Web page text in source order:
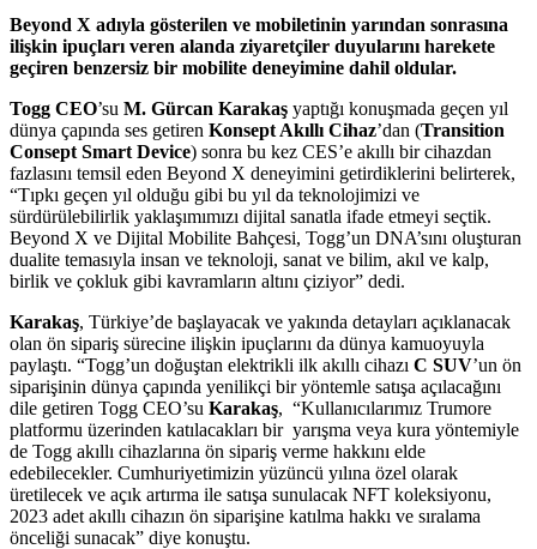
Beyond X adıyla gösterilen ve mobiletinin yarından sonrasına
ilişkin ipuçları veren alanda ziyaretçiler duyularını harekete
geçiren benzersiz bir mobilite deneyimine dahil oldular.
Togg CEO’su M. Gürcan Karakaş yaptığı konuşmada geçen yıl
dünya çapında ses getiren Konsept Akıllı Cihaz’dan (Transition
Consept Smart Device) sonra bu kez CES’e akıllı bir cihazdan
fazlasını temsil eden Beyond X deneyimini getirdiklerini belirterek,
“Tıpkı geçen yıl olduğu gibi bu yıl da teknolojimizi ve
sürdürülebilirlik yaklaşımımızı dijital sanatla ifade etmeyi seçtik.
Beyond X ve Dijital Mobilite Bahçesi, Togg’un DNA’sını oluşturan
dualite temasıyla insan ve teknoloji, sanat ve bilim, akıl ve kalp,
birlik ve çokluk gibi kavramların altını çiziyor” dedi.
Karakaş, Türkiye’de başlayacak ve yakında detayları açıklanacak
olan ön sipariş sürecine ilişkin ipuçlarını da dünya kamuoyuyla
paylaştı. “Togg’un doğuştan elektrikli ilk akıllı cihazı C SUV’un ön
siparişinin dünya çapında yenilikçi bir yöntemle satışa açılacağını
dile getiren Togg CEO’su Karakaş, “Kullanıcılarımız Trumore
platformu üzerinden katılacakları bir yarışma veya kura yöntemiyle
de Togg akıllı cihazlarına ön sipariş verme hakkını elde
edebilecekler. Cumhuriyetimizin yüzüncü yılına özel olarak
üretilecek ve açık artırma ile satışa sunulacak NFT koleksiyonu,
2023 adet akıllı cihazın ön siparişine katılma hakkı ve sıralama
önceliği sunacak” diye konuştu.